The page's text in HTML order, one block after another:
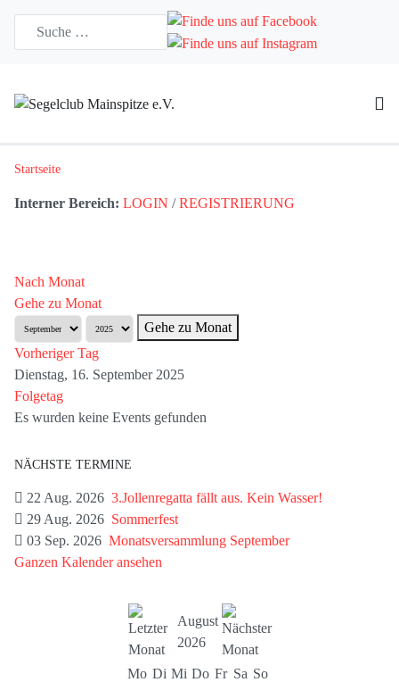
Startseite
Interner Bereich: LOGIN /REGISTRIERUNG
Nach Monat
Gehe zu Monat
Gehe zu Monat
Vorheriger Tag
Dienstag, 16. September 2025
Folgetag
Es wurden keine Events gefunden
NÄCHSTE TERMINE
22 Aug. 2026 3.Jollenregatta fällt aus. Kein Wasser!
29 Aug. 2026 Sommerfest
03 Sep. 2026 Monatsversammlung September
Ganzen Kalender ansehen
August
2026
Mo Di Mi Do Fr Sa So